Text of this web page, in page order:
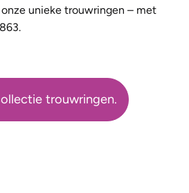
unieke trouwringen – met
trouwringen.